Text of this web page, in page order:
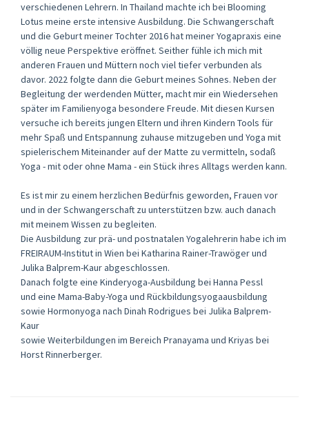
verschiedenen Lehrern. In Thailand machte ich bei Blooming
Lotus meine erste intensive Ausbildung. Die Schwangerschaft
und die Geburt meiner Tochter 2016 hat meiner Yogapraxis eine
völlig neue Perspektive eröffnet. Seither fühle ich mich mit
anderen Frauen und Müttern noch viel tiefer verbunden als
davor. 2022 folgte dann die Geburt meines Sohnes. Neben der
Begleitung der werdenden Mütter, macht mir ein Wiedersehen
später im Familienyoga besondere Freude. Mit diesen Kursen
versuche ich bereits jungen Eltern und ihren Kindern Tools für
mehr Spaß und Entspannung zuhause mitzugeben und Yoga mit
spielerischem Miteinander auf der Matte zu vermitteln, sodaß
Yoga - mit oder ohne Mama - ein Stück ihres Alltags werden kann.
Es ist mir zu einem herzlichen Bedürfnis geworden, Frauen vor
und in der Schwangerschaft zu unterstützen bzw. auch danach
mit meinem Wissen zu begleiten.
Die Ausbildung zur prä- und postnatalen Yogalehrerin habe ich im
FREIRAUM-Institut in Wien bei Katharina Rainer-Trawöger und
Julika Balprem-Kaur abgeschlossen.
Danach folgte eine Kinderyoga-Ausbildung bei Hanna Pessl
und eine Mama-Baby-Yoga und Rückbildungsyogaausbildung
sowie Hormonyoga nach Dinah Rodrigues bei Julika Balprem-
Kaur
sowie Weiterbildungen im Bereich Pranayama und Kriyas bei
Horst Rinnerberger.